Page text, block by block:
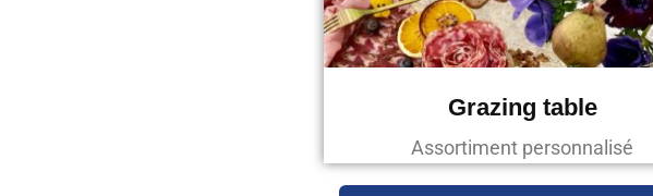
Grazing table
Assortiment personnalisé